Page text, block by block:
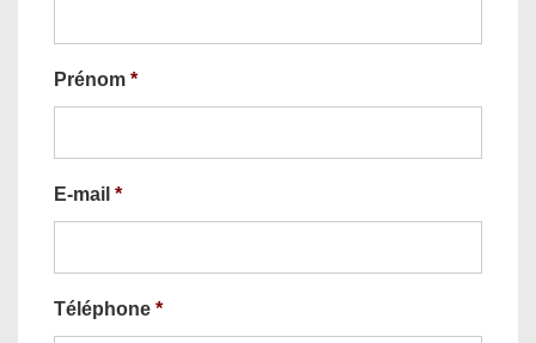
Prénom *
E-mail *
Téléphone *